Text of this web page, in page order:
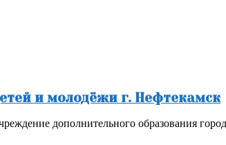
и молодёжи г. Нефтекамск
дополнительного образования